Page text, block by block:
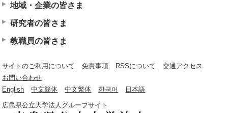
地域・企業の皆さま
研究者の皆さま
教職員の皆さま
サイトのご利用について 免責事項 RSSについて
交通アクセス
お問い合わせ
English
中文簡体 中文繁体 한국어 日本語
広島県公立大学法人グループサイト